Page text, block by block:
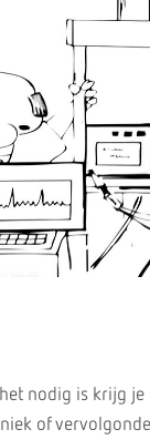
nodig is krijg je
of